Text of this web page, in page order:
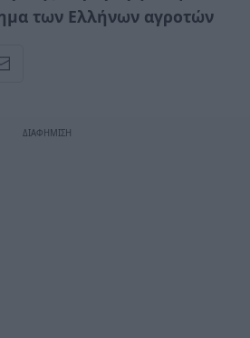
των Ελλήνων αγροτών